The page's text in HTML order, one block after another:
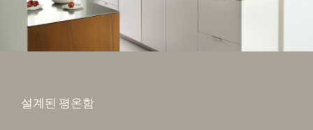
설계된 평온함